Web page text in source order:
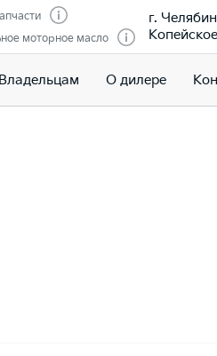
моторное масло
г.
Владельцам О дилере